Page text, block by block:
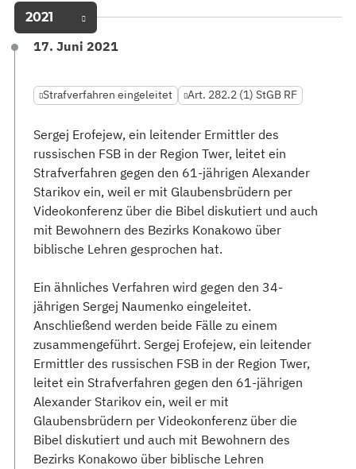
2021
17. Juni 2021
Strafverfahren eingeleitet Art. 282.2 (1) StGB RF
Sergej Erofejew, ein leitender Ermittler des
russischen FSB in der Region Twer, leitet ein
Strafverfahren gegen den 61-jährigen Alexander
Starikov ein, weil er mit Glaubensbrüdern per
Videokonferenz über die Bibel diskutiert und auch
mit Bewohnern des Bezirks Konakowo über
biblische Lehren gesprochen hat.
Ein ähnliches Verfahren wird gegen den 34-
jährigen Sergej Naumenko eingeleitet.
Anschließend werden beide Fälle zu einem
zusammengeführt. Sergej Erofejew, ein leitender
Ermittler des russischen FSB in der Region Twer,
leitet ein Strafverfahren gegen den 61-jährigen
Alexander Starikov ein, weil er mit
Glaubensbrüdern per Videokonferenz über die
Bibel diskutiert und auch mit Bewohnern des
Bezirks Konakowo über biblische Lehren